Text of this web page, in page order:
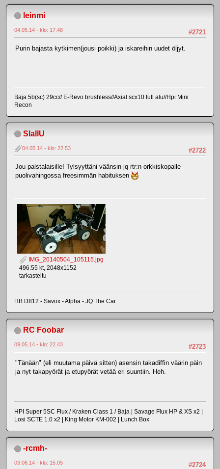
leinmi
#2721
04.05.14 - klo: 17.48
Purin bajasta kytkimen(jousi poikki) ja iskareihin uudet öljyt.
Baja 5b(sc) 29cc// E-Revo brushless//Axial scx10 full alu//Hpi Mini
Recon
SlallU
#2722
04.05.14 - klo: 22.53
Jou palstalaisille! Tylsyyttäni väänsin jq rtr:n orkkiskopalle
puolivahingossa freesimmän habituksen
IMG_20140504_105115.jpg
496.55 kt, 2048x1152
tarkasteltu
HB D812 - Savöx - Alpha - JQ The Car
RC Foobar
#2723
09.05.14 - klo: 22.43
"Tänään" (eli muutama päivä sitten) asensin takadiffin väärin päin
ja nyt takapyörät ja etupyörät vetää eri suuntiin. Heh.
HPI Super 5SC Flux / Kraken Class 1 / Baja | Savage Flux HP & XS x2 |
Losi SCTE 1.0 x2 | King Motor KM-002 | Lunch Box
-rcmh-
#2724
03.06.14 - klo: 15.05